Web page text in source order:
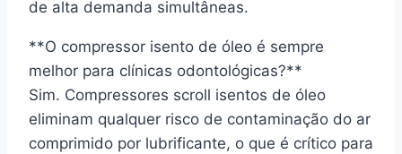
de alta demanda simultâneas.
**O compressor isento de óleo é sempre
melhor para clínicas odontológicas?**
Sim. Compressores scroll isentos de óleo
eliminam qualquer risco de contaminação do ar
comprimido por lubrificante, o que é crítico para